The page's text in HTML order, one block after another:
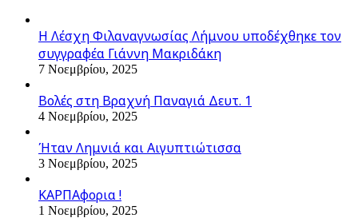
Η Λέσχη Φιλαναγνωσίας Λήμνου υποδέχθηκε τον
συγγραφέα Γιάννη Μακριδάκη
7 Νοεμβρίου, 2025
Βολές στη Βραχνή Παναγιά Δευτ. 1
4 Νοεμβρίου, 2025
Ήταν Λημνιά και Αιγυπτιώτισσα
3 Νοεμβρίου, 2025
ΚΑΡΠΑφορια !
1 Νοεμβρίου, 2025